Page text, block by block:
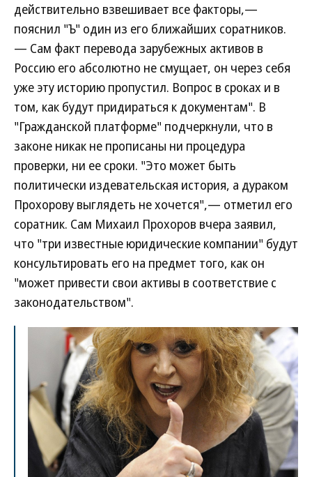
действительно взвешивает все факторы,—
пояснил "Ъ" один из его ближайших соратников.
— Сам факт перевода зарубежных активов в
Россию его абсолютно не смущает, он через себя
уже эту историю пропустил. Вопрос в сроках и в
том, как будут придираться к документам". В
"Гражданской платформе" подчеркнули, что в
законе никак не прописаны ни процедура
проверки, ни ее сроки. "Это может быть
политически издевательская история, а дураком
Прохорову выглядеть не хочется",— отметил его
соратник. Сам Михаил Прохоров вчера заявил,
что "три известные юридические компании" будут
консультировать его на предмет того, как он
"может привести свои активы в соответствие с
законодательством".